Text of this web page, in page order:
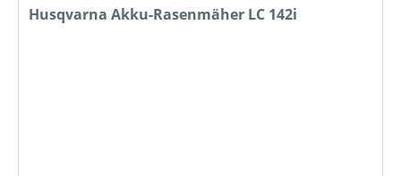
Husqvarna Akku-Rasenmäher LC 142i